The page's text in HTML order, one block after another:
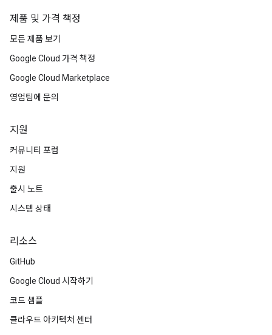
제품 및 가격 책정
모든 제품 보기
Google Cloud 가격 책정
Google Cloud Marketplace
영업팀에 문의
지원
커뮤니티 포럼
지원
출시 노트
시스템 상태
리소스
GitHub
Google Cloud 시작하기
코드 샘플
클라우드 아키텍처 센터